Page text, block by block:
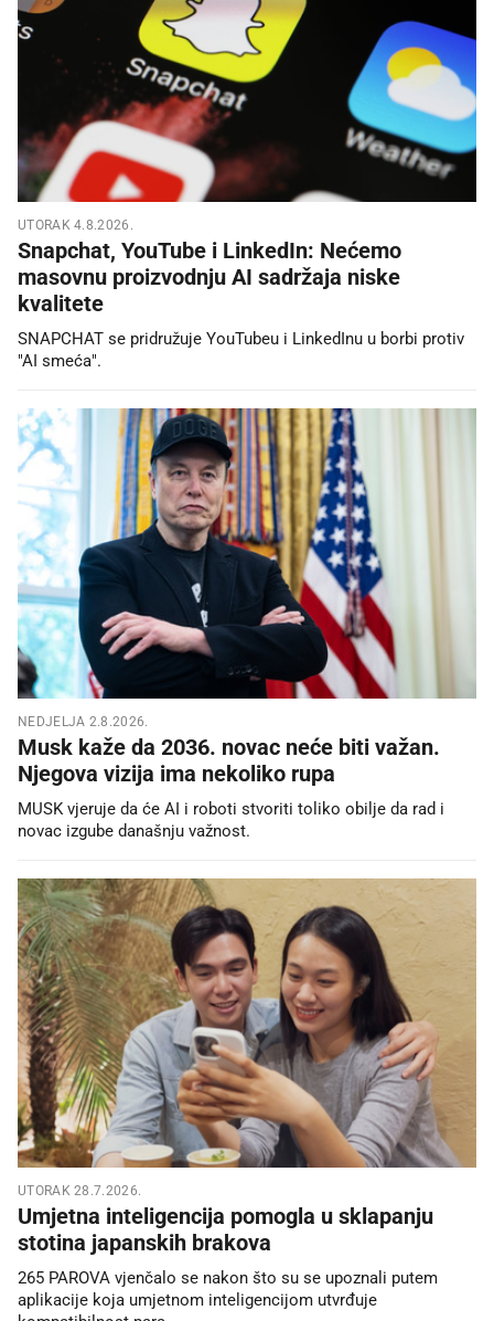
UTORAK 4.8.2026.
Snapchat, YouTube i LinkedIn: Nećemo
masovnu proizvodnju AI sadržaja niske
kvalitete
SNAPCHAT se pridružuje YouTubeu i LinkedInu u borbi protiv
"AI smeća".
NEDJELJA 2.8.2026.
Musk kaže da 2036. novac neće biti važan.
Njegova vizija ima nekoliko rupa
MUSK vjeruje da će AI i roboti stvoriti toliko obilje da rad i
novac izgube današnju važnost.
UTORAK 28.7.2026.
Umjetna inteligencija pomogla u sklapanju
stotina japanskih brakova
265 PAROVA vjenčalo se nakon što su se upoznali putem
aplikacije koja umjetnom inteligencijom utvrđuje